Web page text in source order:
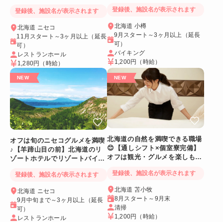
登録後、施設名が表示されます
北海道 ニセコ
11月スタート～3ヶ月以上（延長
可）
レストランホール
1,280円
（時給）
登録後、施設名が表示されます
北海道 小樽
9月スタート～3ヶ月以上（延長
可）
バイキング
1,200円
（時給）
オフは旬のニセコグルメを満喫
♪【羊蹄山目の前】北海道のリ
ゾートホテルでリゾートバイト
登録後、施設名が表示されます
北海道 ニセコ
9月中旬まで～3ヶ月以上（延長
可）
レストランホール
北海道の自然を満喫できる職場
😊【通しシフト×個室寮完備】
オフは観光・グルメを楽しも
登録後、施設名が表示されます
北海道 苫小牧
8月スタート～9月末
清掃
1,200円 （時給）